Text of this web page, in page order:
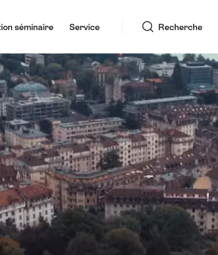
séminaire Service Recherche